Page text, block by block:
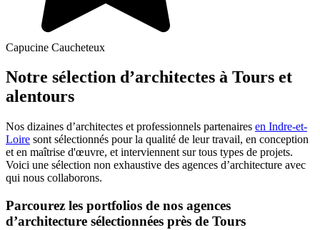
Capucine Caucheteux
Notre sélection d’architectes à Tours et
alentours
Nos dizaines d’architectes et professionnels partenaires en Indre-et-
Loire sont sélectionnés pour la qualité de leur travail, en conception
et en maîtrise d'œuvre, et interviennent sur tous types de projets.
Voici une sélection non exhaustive des agences d’architecture avec
qui nous collaborons.
Parcourez les portfolios de nos agences
d’architecture sélectionnées près de Tours